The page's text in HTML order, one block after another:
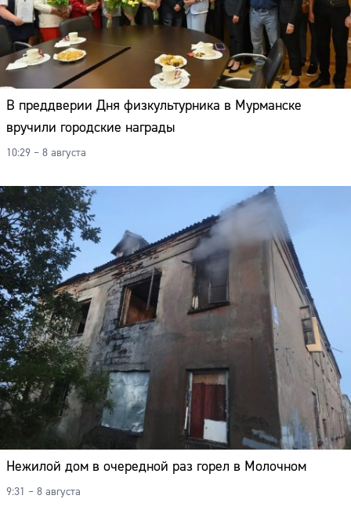
В преддверии Дня физкультурника в Мурманске
вручили городские награды
10:29 – 8 августа
Нежилой дом в очередной раз горел в Молочном
9:31 – 8 августа